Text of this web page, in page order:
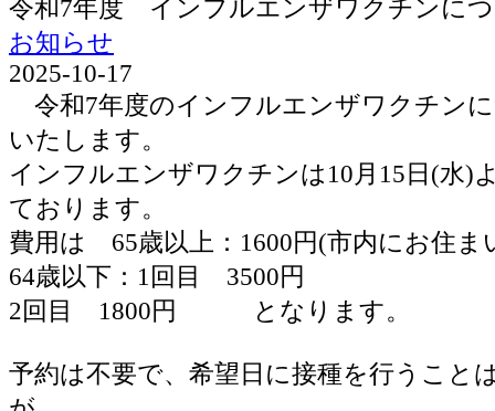
令和7年度 インフルエンザワクチンに
お知らせ
2025-10-17
令和7年度のインフルエンザワクチン
いたします。
インフルエンザワクチンは10月15日(水)
ております。
費用は 65歳以上：1600円(市内にお住ま
64歳以下：1回目 3500円
2回目 1800円 となります。
予約は不要で、希望日に接種を行うこと